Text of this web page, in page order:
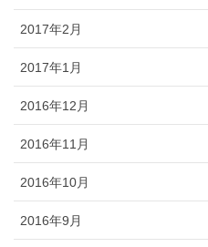
2017年2月
2017年1月
2016年12月
2016年11月
2016年10月
2016年9月